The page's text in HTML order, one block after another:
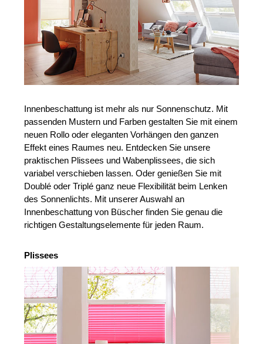
Innenbeschattung ist mehr als nur Sonnenschutz. Mit
passenden Mustern und Farben gestalten Sie mit einem
neuen Rollo oder eleganten Vorhängen den ganzen
Effekt eines Raumes neu. Entdecken Sie unsere
praktischen Plissees und Wabenplissees, die sich
variabel verschieben lassen. Oder genießen Sie mit
Doublé oder Triplé ganz neue Flexibilität beim Lenken
des Sonnenlichts. Mit unserer Auswahl an
Innenbeschattung von Büscher finden Sie genau die
richtigen Gestaltungselemente für jeden Raum.
Plissees